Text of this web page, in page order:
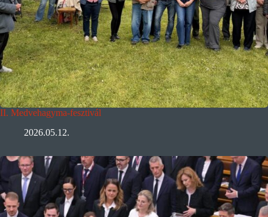
II. Medvehagyma-fesztivál
2026.05.12.